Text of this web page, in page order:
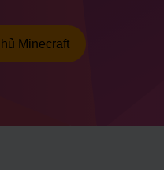
Minecraft